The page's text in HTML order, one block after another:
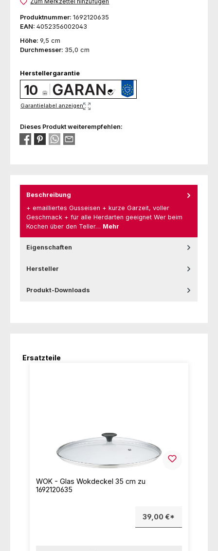
Produktnummer: 1692120635
EAN: 4052356002043
Höhe: 9,5 cm
Durchmesser: 35,0 cm
Herstellergarantie
10
Garantielabel anzeigen
Dieses Produkt weiterempfehlen:
Beschreibung
+ emailliertes Gusseisen + kurze Garzeit, voller
Geschmack + für alle Herdarten geeignet Wer beim
Kochen über den Teller… Mehr
Eigenschaften
Hersteller
Produkt-Downloads
Produktgalerie überspringen
Ersatzteile
WOK - Glas Wokdeckel 35 cm zu
1692120635
39,00 €*